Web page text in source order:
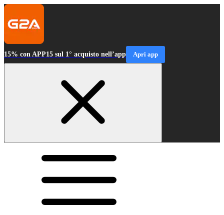
15% con APP15 sul 1° acquisto nell’app Apri app